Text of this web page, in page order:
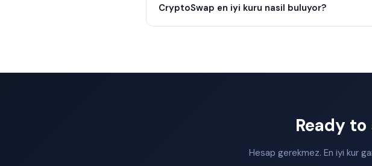
CryptoSwap en iyi kuru nasil buluyor?
Ready to
Hesap gerekmez. En iyi kur